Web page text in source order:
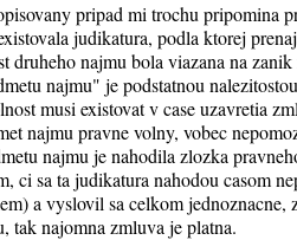
pripad mi trochu pripomina
judikatura, podla ktorej
druheho najmu bola viazana na
najmu" je podstatnou
musi existovat v case uzavretia
najmu pravne volny, vobec
najmu je nahodila zlozka
ci sa ta judikatura nahodou casom
a vyslovil sa celkom
tak najomna zmluva je platna.